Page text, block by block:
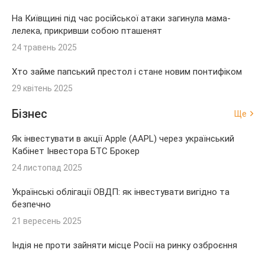
На Київщині під час російської атаки загинула мама-
лелека, прикривши собою пташенят
24 травень 2025
Хто займе папський престол і стане новим понтифіком
29 квітень 2025
Бізнес Ще
Як інвестувати в акції Apple (AAPL) через український
Кабінет Інвестора БТС Брокер
24 листопад 2025
Українські облігації ОВДП: як інвестувати вигідно та
безпечно
21 вересень 2025
Індія не проти зайняти місце Росії на ринку озброєння